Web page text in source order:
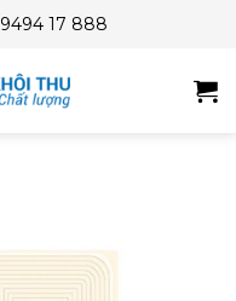
17 888